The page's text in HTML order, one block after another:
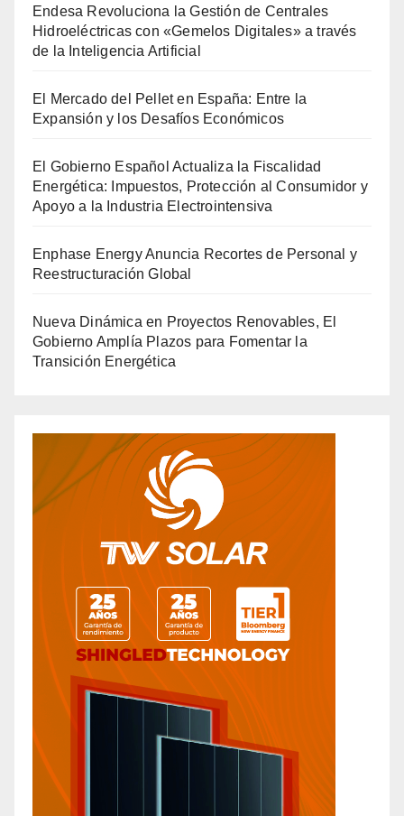
Endesa Revoluciona la Gestión de Centrales
Hidroeléctricas con «Gemelos Digitales» a través
de la Inteligencia Artificial
El Mercado del Pellet en España: Entre la
Expansión y los Desafíos Económicos
El Gobierno Español Actualiza la Fiscalidad
Energética: Impuestos, Protección al Consumidor y
Apoyo a la Industria Electrointensiva
Enphase Energy Anuncia Recortes de Personal y
Reestructuración Global
Nueva Dinámica en Proyectos Renovables, El
Gobierno Amplía Plazos para Fomentar la
Transición Energética